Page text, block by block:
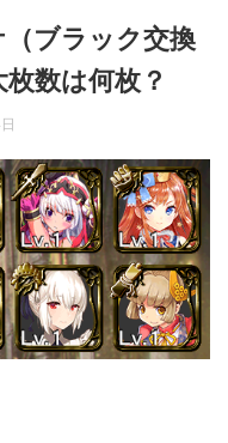
（ブラック交換
数は何枚？